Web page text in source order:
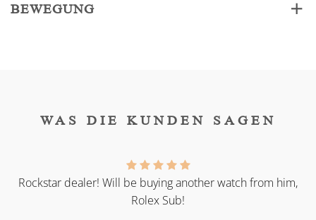
BEWEGUNG
WAS DIE KUNDEN SAGEN
Rockstar dealer! Will be buying another watch from him,
Rolex Sub!